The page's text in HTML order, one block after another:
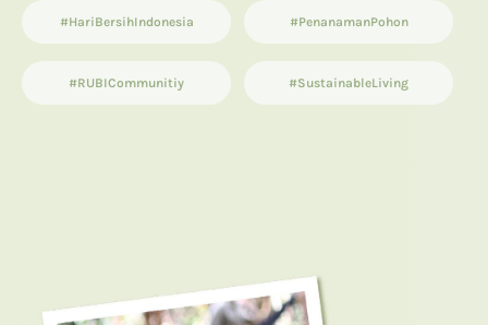
#HariBersihIndonesia #PenanamanPohon
#RUBICommunitiy #SustainableLiving